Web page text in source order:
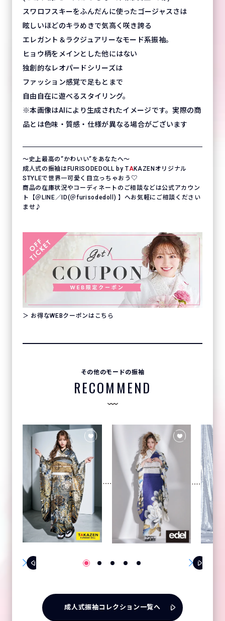
スワロフスキーをふんだんに使ったゴージャスさは
眩しいほどのキラめきで気高く咲き誇る
エレガント＆ラクジュアリーなモード系振袖。
ヒョウ柄をメインとした他にはない
独創的なレオパードシリーズは
ファッション感覚で足もとまで
自由自在に遊べるスタイリング。
※本画像はAIにより生成されたイメージです。実際の商
品とは色味・質感・仕様が異なる場合がございます
〜史上最高の“かわいい“をあなたへ〜
成人式の振袖はFURISODEDOLL by TAKAZENオリジナル
STYLEで世界一可愛く目立っちゃおう♡
商品の在庫状況やコーディネートのご相談などは公式アカウン
ト【＠LINE／ID(＠furisodedoll) 】へお気軽にご相談ください
ませ♪
＞ お得なWEBクーポンはこちら
その他のモードの振袖
RECOMMEND
成人式振袖コレクション一覧へ